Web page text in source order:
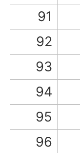
91
92
93
94
95
96